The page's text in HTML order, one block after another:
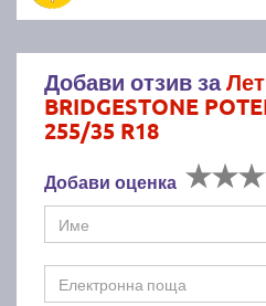
Добави отзив за
BRIDGESTONE
255/35 R18
Добави оценка